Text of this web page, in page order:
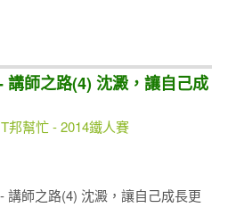
師之路(4) 沈澱，讓自己成
邦幫忙 - 2014鐵人賽
講師之路(4) 沈澱，讓自己成長更